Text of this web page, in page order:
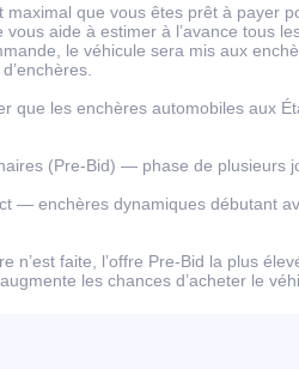
maximal que vous êtes prêt à payer
aide à estimer à l’avance tous
le véhicule sera mis aux
que les enchères automobiles aux
(Pre-Bid) — phase de plusieurs
— enchères dynamiques débutant
n’est faite, l’offre Pre-Bid la plus
les chances d’acheter le